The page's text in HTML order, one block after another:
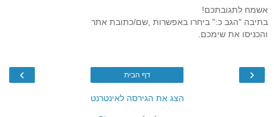
אשמח לתגובתכם!
בתיבה "הגב כ:" ביחרו באפשרות ,שם/כתובת אתר
והכניסו את שימכם.
‹
› דף הבית
הצג את הגירסה לאינטרנט